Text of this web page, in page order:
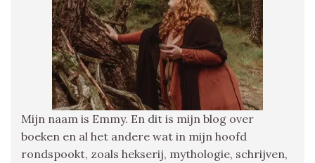
Mijn naam is Emmy. En dit is mijn blog over
boeken en al het andere wat in mijn hoofd
rondspookt, zoals hekserij, mythologie, schrijven,